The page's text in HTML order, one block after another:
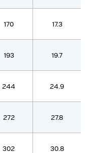
170 17.3
193 19.7
244 24.9
272 27.8
302 30.8